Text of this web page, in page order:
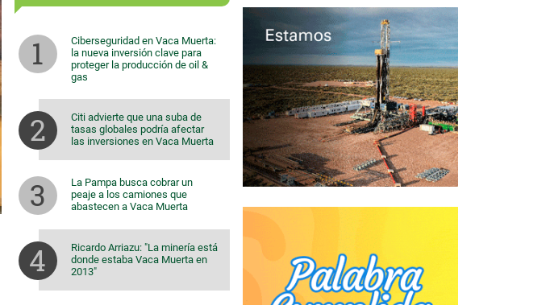
Ciberseguridad en Vaca Muerta:
la nueva inversión clave para
proteger la producción de oil &
gas
Citi advierte que una suba de
tasas globales podría afectar
las inversiones en Vaca Muerta
La Pampa busca cobrar un
peaje a los camiones que
abastecen a Vaca Muerta
Ricardo Arriazu: "La minería está
donde estaba Vaca Muerta en
2013"